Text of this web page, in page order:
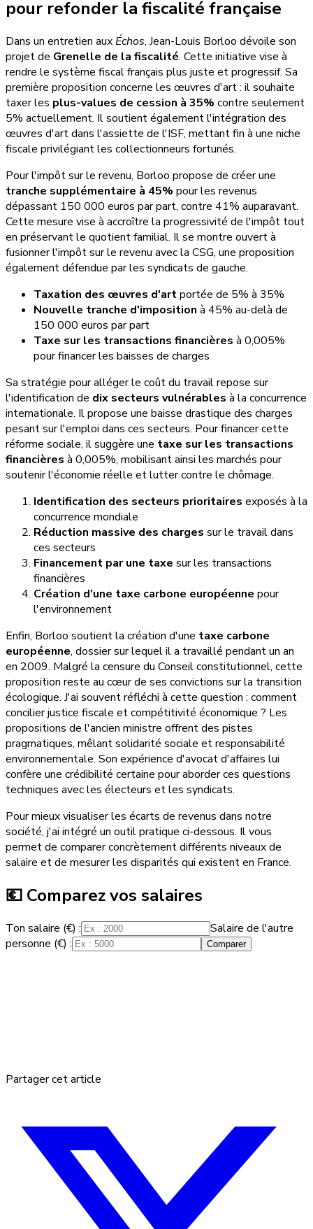
pour refonder la fiscalité française
Dans un entretien auxÉchos, Jean-Louis Borloo dévoile son
projet de Grenelle de la fiscalité. Cette initiative vise à
rendre le système fiscal français plus juste et progressif. Sa
première proposition concerne les œuvres d'art : il souhaite
taxer les plus-values de cession à 35% contre seulement
5% actuellement. Il soutient également l'intégration des
œuvres d'art dans l'assiette de l'ISF, mettant fin à une niche
fiscale privilégiant les collectionneurs fortunés.
Pour l'impôt sur le revenu, Borloo propose de créer une
tranche supplémentaire à 45% pour les revenus
dépassant 150 000 euros par part, contre 41% auparavant.
Cette mesure vise à accroître la progressivité de l'impôt tout
en préservant le quotient familial. Il se montre ouvert à
fusionner l'impôt sur le revenu avec la CSG, une proposition
également défendue par les syndicats de gauche.
Taxation des œuvres d'artportée de 5% à 35%
Nouvelle tranche d'imposition à 45% au-delà de
150 000 euros par part
Taxe sur les transactions financières à 0,005%
pour financer les baisses de charges
Sa stratégie pour alléger le coût du travail repose sur
l'identification de dix secteurs vulnérables à la concurrence
internationale. Il propose une baisse drastique des charges
pesant sur l'emploi dans ces secteurs. Pour financer cette
réforme sociale, il suggère une taxe sur les transactions
financières à 0,005%, mobilisant ainsi les marchés pour
soutenir l'économie réelle et lutter contre le chômage.
Identification des secteurs prioritaires exposés à la
concurrence mondiale
Réduction massive des charges sur le travail dans
ces secteurs
Financement par une taxe sur les transactions
financières
Création d'une taxe carbone européenne pour
l'environnement
Enfin, Borloo soutient la création d'une taxe carbone
européenne, dossier sur lequel il a travaillé pendant un an
en 2009. Malgré la censure du Conseil constitutionnel, cette
proposition reste au cœur de ses convictions sur la transition
écologique. J'ai souvent réfléchi à cette question : comment
concilier justice fiscale et compétitivité économique ? Les
propositions de l'ancien ministre offrent des pistes
pragmatiques, mêlant solidarité sociale et responsabilité
environnementale. Son expérience d'avocat d'affaires lui
confère une crédibilité certaine pour aborder ces questions
techniques avec les électeurs et les syndicats.
Pour mieux visualiser les écarts de revenus dans notre
société, j'ai intégré un outil pratique ci-dessous. Il vous
permet de comparer concrètement différents niveaux de
salaire et de mesurer les disparités qui existent en France.
💶 Comparez vos salaires
Ton salaire (€) :
Salaire de l'autre
personne (€) :
Comparer
Partager cet article